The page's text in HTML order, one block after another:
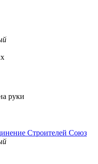
руки
Строителей Союз